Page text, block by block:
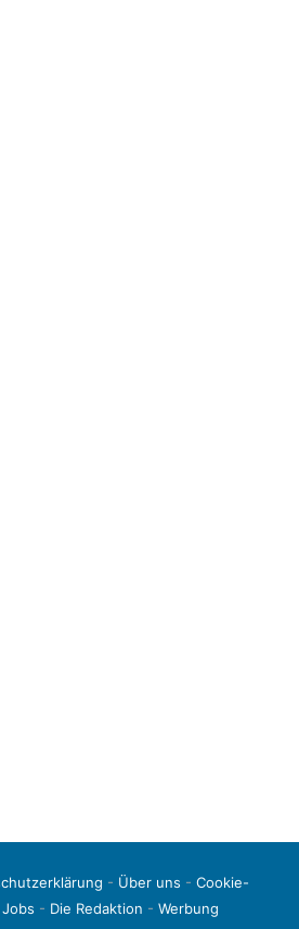
- Über uns - Cookie-
Jobs - Die Redaktion - Werbung